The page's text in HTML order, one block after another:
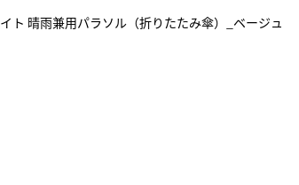
ト 晴雨兼用パラソル（折りたたみ傘）_ベージュ